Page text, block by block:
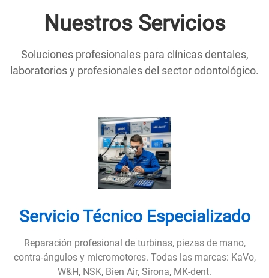
Nuestros Servicios
Soluciones profesionales para clínicas dentales,
laboratorios y profesionales del sector odontológico.
Servicio Técnico Especializado
Reparación profesional de turbinas, piezas de mano,
contra-ángulos y micromotores. Todas las marcas: KaVo,
W&H, NSK, Bien Air, Sirona, MK-dent.